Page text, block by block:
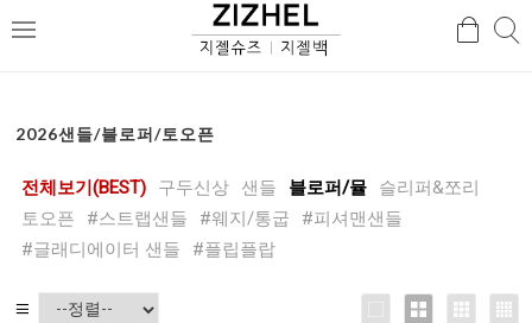
메
검
2026샌들/블로퍼/토오픈
전체보기(BEST) 구두신상 샌들 블로퍼/뮬
슬리퍼&쪼리
토오픈
#스트랩샌들 #웨지/통굽
#피셔맨샌들
#글래디에이터 샌들
#플립플랍